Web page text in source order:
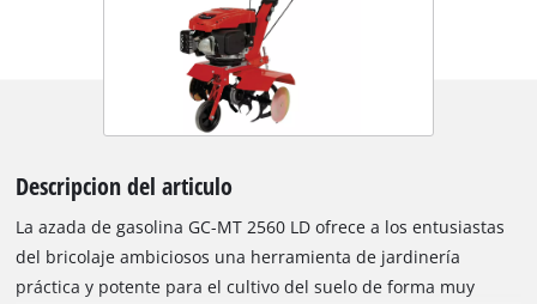
Descripcion del articulo
La azada de gasolina GC-MT 2560 LD ofrece a los entusiastas
del bricolaje ambiciosos una herramienta de jardinería
práctica y potente para el cultivo del suelo de forma muy